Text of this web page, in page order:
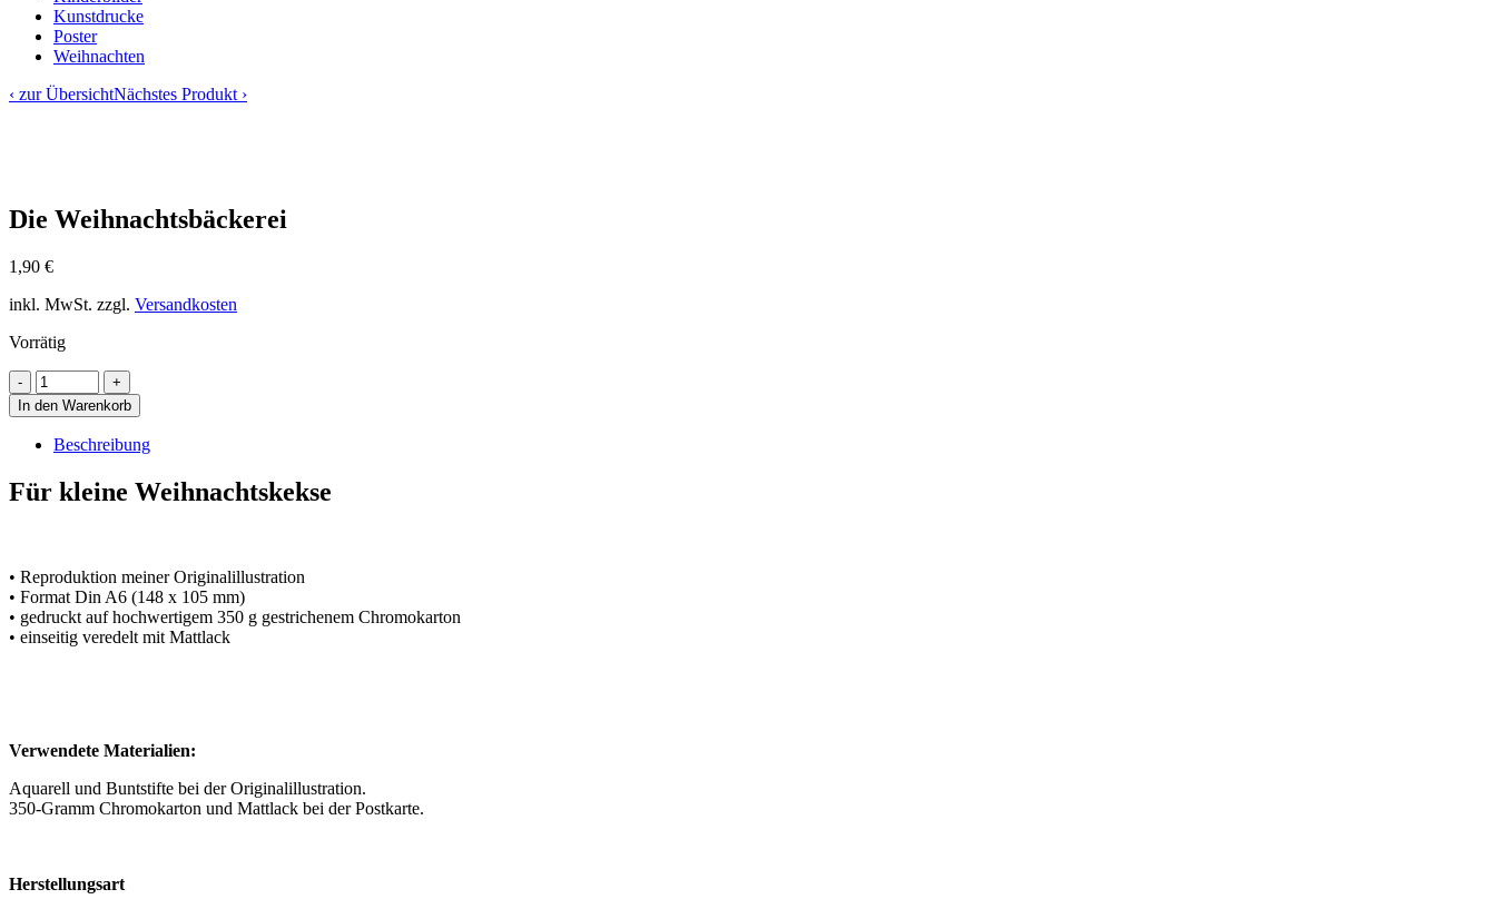
Kunstdrucke
Poster
Weihnachten
‹ zur ÜbersichtNächstes Produkt ›
Die Weihnachtsbäckerei
1,90 €
inkl. MwSt. zzgl. Versandkosten
Vorrätig
In den Warenkorb
Beschreibung
Für kleine Weihnachtskekse
• Reproduktion meiner Originalillustration
• Format Din A6 (148 x 105 mm)
• gedruckt auf hochwertigem 350 g gestrichenem Chromokarton
• einseitig veredelt mit Mattlack
Verwendete Materialien:
Aquarell und Buntstifte bei der Originalillustration.
350-Gramm Chromokarton und Mattlack bei der Postkarte.
Herstellungsart